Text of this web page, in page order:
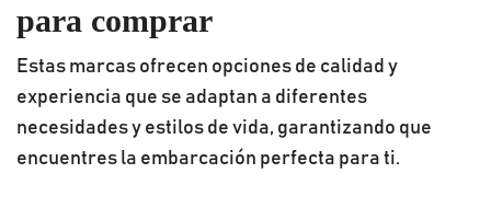
para comprar
Estas marcas ofrecen opciones de calidad y
experiencia que se adaptan a diferentes
necesidades y estilos de vida, garantizando que
encuentres la embarcación perfecta para ti.